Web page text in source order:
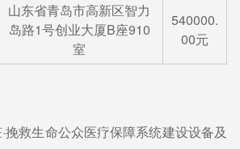
山东省青岛市高新区智力
岛路1号创业大厦B座910
室
540000.
00元
挽救生命公众医疗保障系统建设设备及